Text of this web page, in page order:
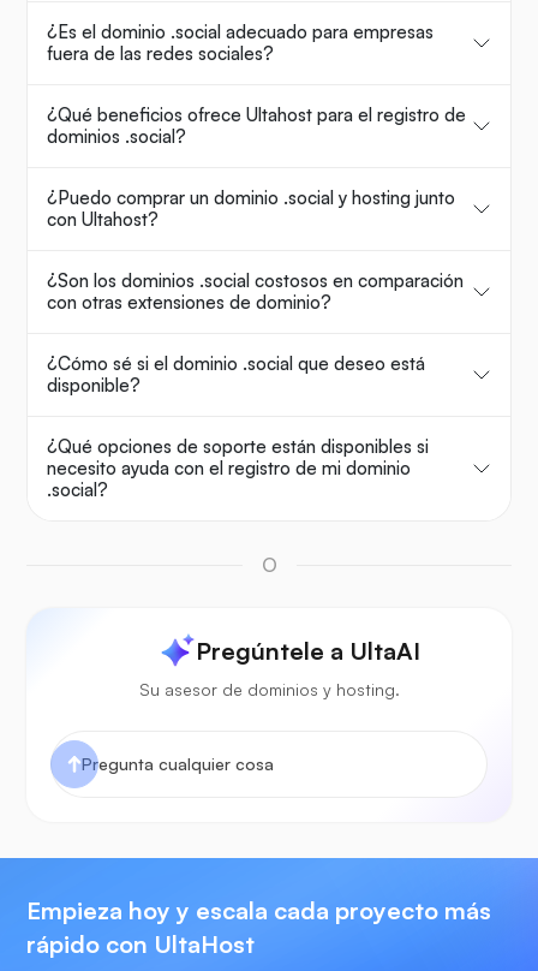
¿Es el dominio .social adecuado para empresas
fuera de las redes sociales?
¿Qué beneficios ofrece Ultahost para el registro de
dominios .social?
¿Puedo comprar un dominio .social y hosting junto
con Ultahost?
¿Son los dominios .social costosos en comparación
con otras extensiones de dominio?
¿Cómo sé si el dominio .social que deseo está
disponible?
¿Qué opciones de soporte están disponibles si
necesito ayuda con el registro de mi dominio
.social?
O
Pregúntele a UltaAI
Su asesor de dominios y hosting.
Empieza hoy y escala cada proyecto más
rápido con UltaHost